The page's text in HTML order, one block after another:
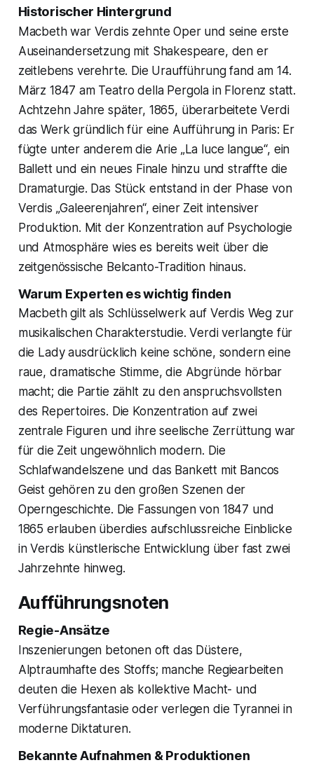
Historischer Hintergrund
Macbeth war Verdis zehnte Oper und seine erste
Auseinandersetzung mit Shakespeare, den er
zeitlebens verehrte. Die Uraufführung fand am 14.
März 1847 am Teatro della Pergola in Florenz statt.
Achtzehn Jahre später, 1865, überarbeitete Verdi
das Werk gründlich für eine Aufführung in Paris: Er
fügte unter anderem die Arie „La luce langue“, ein
Ballett und ein neues Finale hinzu und straffte die
Dramaturgie. Das Stück entstand in der Phase von
Verdis „Galeerenjahren“, einer Zeit intensiver
Produktion. Mit der Konzentration auf Psychologie
und Atmosphäre wies es bereits weit über die
zeitgenössische Belcanto-Tradition hinaus.
Warum Experten es wichtig finden
Macbeth gilt als Schlüsselwerk auf Verdis Weg zur
musikalischen Charakterstudie. Verdi verlangte für
die Lady ausdrücklich keine schöne, sondern eine
raue, dramatische Stimme, die Abgründe hörbar
macht; die Partie zählt zu den anspruchsvollsten
des Repertoires. Die Konzentration auf zwei
zentrale Figuren und ihre seelische Zerrüttung war
für die Zeit ungewöhnlich modern. Die
Schlafwandelszene und das Bankett mit Bancos
Geist gehören zu den großen Szenen der
Operngeschichte. Die Fassungen von 1847 und
1865 erlauben überdies aufschlussreiche Einblicke
in Verdis künstlerische Entwicklung über fast zwei
Jahrzehnte hinweg.
Aufführungsnoten
Regie-Ansätze
Inszenierungen betonen oft das Düstere,
Alptraumhafte des Stoffs; manche Regiearbeiten
deuten die Hexen als kollektive Macht- und
Verführungsfantasie oder verlegen die Tyrannei in
moderne Diktaturen.
Bekannte Aufnahmen & Produktionen